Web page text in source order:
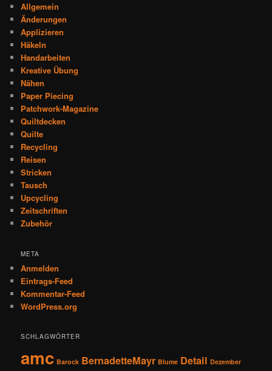
Allgemein
Änderungen
Applizieren
Häkeln
Handarbeiten
Kreative Übung
Nähen
Paper Piecing
Patchwork-Magazine
Quiltdecken
Quilte
Recycling
Reisen
Stricken
Tausch
Upcycling
Zeitschriften
Zubehör
META
Anmelden
Eintrags-Feed
Kommentar-Feed
WordPress.org
SCHLAGWÖRTER
amc Barock BernadetteMayr Blume Detail Dezember